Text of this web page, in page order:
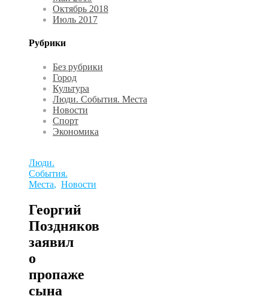
Октябрь 2018
Июль 2017
Рубрики
Без рубрики
Город
Культура
Люди. События. Места
Новости
Спорт
Экономика
Люди.
События.
Места, Новости
Георгий
Поздняков
заявил
о
пропаже
сына